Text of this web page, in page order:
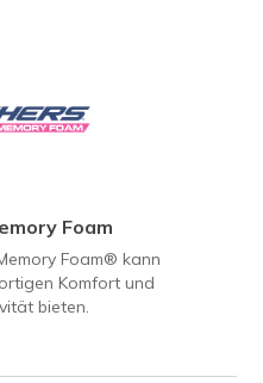
Foam
Foam® kann
Komfort und
bieten.